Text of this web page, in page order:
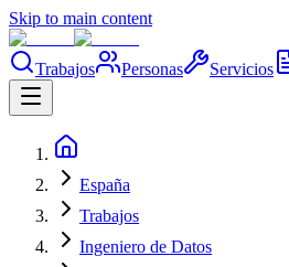
Skip to main content
Trabajos Personas Servicios
España
Trabajos
Ingeniero de Datos